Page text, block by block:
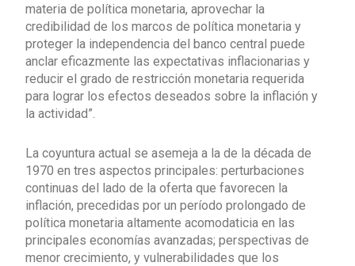
materia de política monetaria, aprovechar la
credibilidad de los marcos de política monetaria y
proteger la independencia del banco central puede
anclar eficazmente las expectativas inflacionarias y
reducir el grado de restricción monetaria requerida
para lograr los efectos deseados sobre la inflación y
la actividad”.
La coyuntura actual se asemeja a la de la década de
1970 en tres aspectos principales: perturbaciones
continuas del lado de la oferta que favorecen la
inflación, precedidas por un período prolongado de
política monetaria altamente acomodaticia en las
principales economías avanzadas; perspectivas de
menor crecimiento, y vulnerabilidades que los